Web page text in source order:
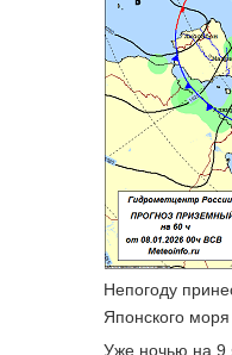
Непогоду
Японского моря
Уже ночью на 9